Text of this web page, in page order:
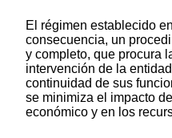
El régimen establecido
consecuencia, un
y completo, que procura
intervención de la
continuidad de sus
se minimiza el impacto
económico y en los